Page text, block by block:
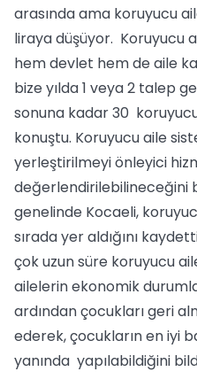
arasında ama koruyucu
liraya düşüyor. Koruyucu
hem devlet hem de aile
bize yılda 1 veya 2 talep
sonuna kadar 30
konuştu. Koruyucu aile
yerleştirilmeyi önleyici
değerlendirilebilineceğini
genelinde Kocaeli,
sırada yer aldığını
çok uzun süre koruyucu
ailelerin ekonomik
ardından çocukları geri
ederek, çocukların en iyi
yanında yapılabildiğini